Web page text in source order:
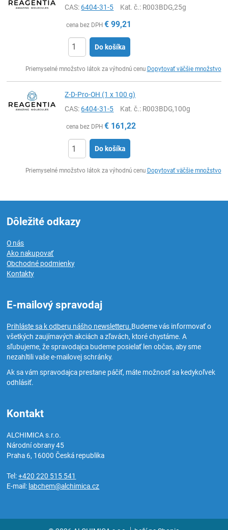
CAS:6404-31-5 Kat. č.: R003BDG,25g
cena bez DPH € 99,21
Do košíka
Priemyselné množstvo látok za výhodnú cenu Dopytovať väčšie množstvo
Z-D-Pro-OH (1 x 100 g)
CAS:6404-31-5 Kat. č.: R003BDG,100g
cena bez DPH € 161,22
Do košíka
Priemyselné množstvo látok za výhodnú cenu Dopytovať väčšie množstvo
Dôležité odkazy
O nás
Ako nakupovať
Obchodné podmienky
Kontakty
E-mailový spravodaj
Prihláste sa k odberu nášho newsletteru.Budeme vás informovať o
všetkých zaujímavých akciách a zľavách, ktoré chystáme. A
sľubujeme, že spravodajca budeme posielať len občas, aby sme
nezahltili vaše e-mailovej schránky.
Ak sa vám spravodajca prestane páčiť, máte možnosť sa kedykoľvek
odhlásiť.
Kontakt
ALCHIMICA s.r.o.
Národní obrany 45
Praha 6, 16000Česká republika
Tel:+420 220 515 541
E-mail: labchem@alchimica.cz